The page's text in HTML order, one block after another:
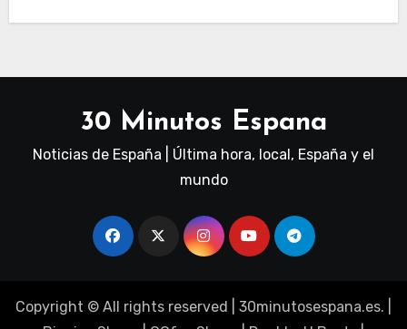
30 Minutos Espana
Noticias de España | Última hora, local, España y el
mundo
Copyright © All rights reserved 30minutosespana.es. |